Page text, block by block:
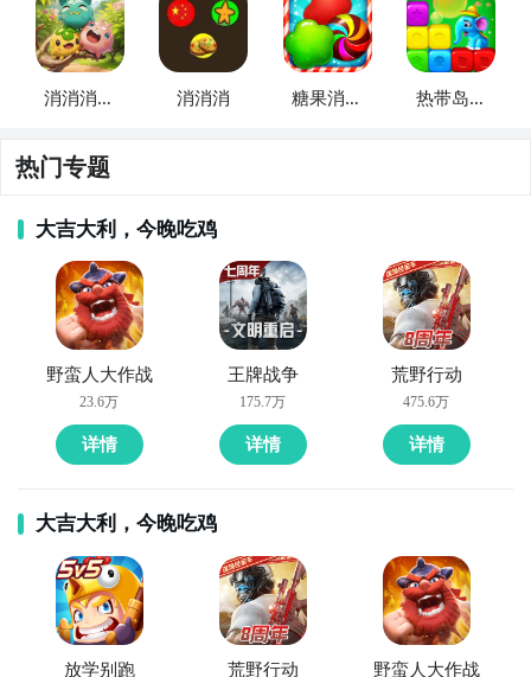
消消消消
消消消
糖果消消
热带岛屿
热门专题
大吉大利，今晚吃鸡
野蛮人大作战
23.6万
详情
王牌战争
175.7万
详情
荒野行动
475.6万
详情
大吉大利，今晚吃鸡
放学别跑 荒野行动 野蛮人大作战